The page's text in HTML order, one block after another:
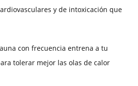
y de intoxicación que
con frecuencia entrena a tu
tolerar mejor las olas de calor